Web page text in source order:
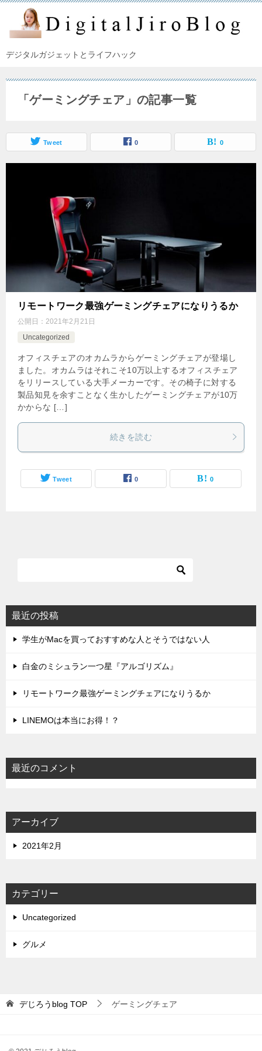
デジタルガジェットとライフハック
「ゲーミングチェア」の記事一覧
Tweet 0 0
リモートワーク最強ゲーミングチェアになりうるか
公開日： 2021年2月21日
Uncategorized
オフィスチェアのオカムラからゲーミングチェアが登場し
ました。オカムラはそれこそ10万以上するオフィスチェア
をリリースしている大手メーカーです。その椅子に対する
製品知見を余すことなく生かしたゲーミングチェアが10万
かからな […]
続きを読む
Tweet 0 0
最近の投稿
学生がMacを買っておすすめな人とそうではない人
白金のミシュラン一つ星『アルゴリズム』
リモートワーク最強ゲーミングチェアになりうるか
LINEMOは本当にお得！？
最近のコメント
アーカイブ
2021年2月
カテゴリー
Uncategorized
グルメ
デじろうblog TOP ゲーミングチェア